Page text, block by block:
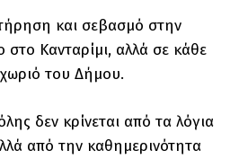
και σεβασμό στην
στο Κανταρίμι, αλλά σε κάθε
χωριό του Δήμου.
δεν κρίνεται από τα λόγια
από την καθημερινότητα